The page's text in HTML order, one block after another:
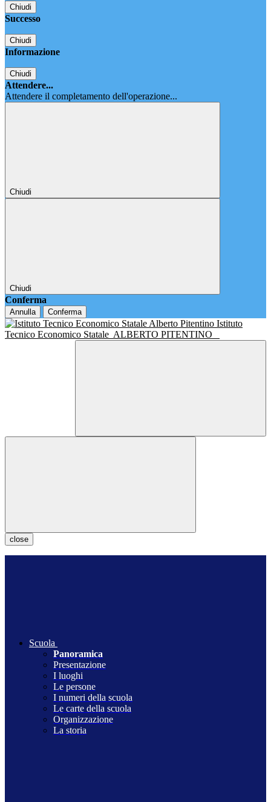
Chiudi
Successo
Chiudi
Informazione
Chiudi
Attendere...
Attendere il completamento dell'operazione...
Chiudi
Chiudi
Conferma
Annulla Conferma
Istituto
Tecnico Economico Statale ALBERTO PITENTINO
close
Scuola
Panoramica
Presentazione
I luoghi
Le persone
I numeri della scuola
Le carte della scuola
Organizzazione
La storia